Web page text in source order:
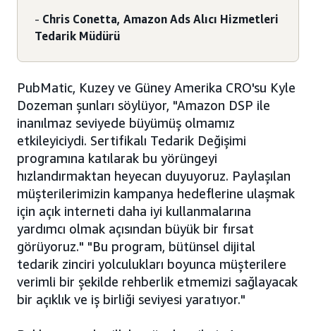
- Chris Conetta, Amazon Ads Alıcı Hizmetleri
Tedarik Müdürü
PubMatic, Kuzey ve Güney Amerika CRO'su Kyle
Dozeman şunları söylüyor, "Amazon DSP ile
inanılmaz seviyede büyümüş olmamız
etkileyiciydi. Sertifikalı Tedarik Değişimi
programına katılarak bu yörüngeyi
hızlandırmaktan heyecan duyuyoruz. Paylaşılan
müşterilerimizin kampanya hedeflerine ulaşmak
için açık interneti daha iyi kullanmalarına
yardımcı olmak açısından büyük bir fırsat
görüyoruz." "Bu program, bütünsel dijital
tedarik zinciri yolculukları boyunca müşterilere
verimli bir şekilde rehberlik etmemizi sağlayacak
bir açıklık ve iş birliği seviyesi yaratıyor."